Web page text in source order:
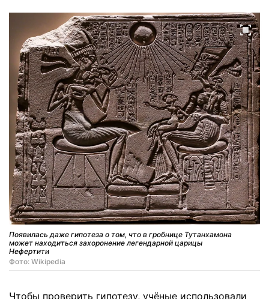
Появилась даже гипотеза о том, что в гробнице Тутанхамона
может находиться захоронение легендарной царицы
Нефертити
Фото: Wikipedia
Чтобы проверить гипотезу, учёные использовали